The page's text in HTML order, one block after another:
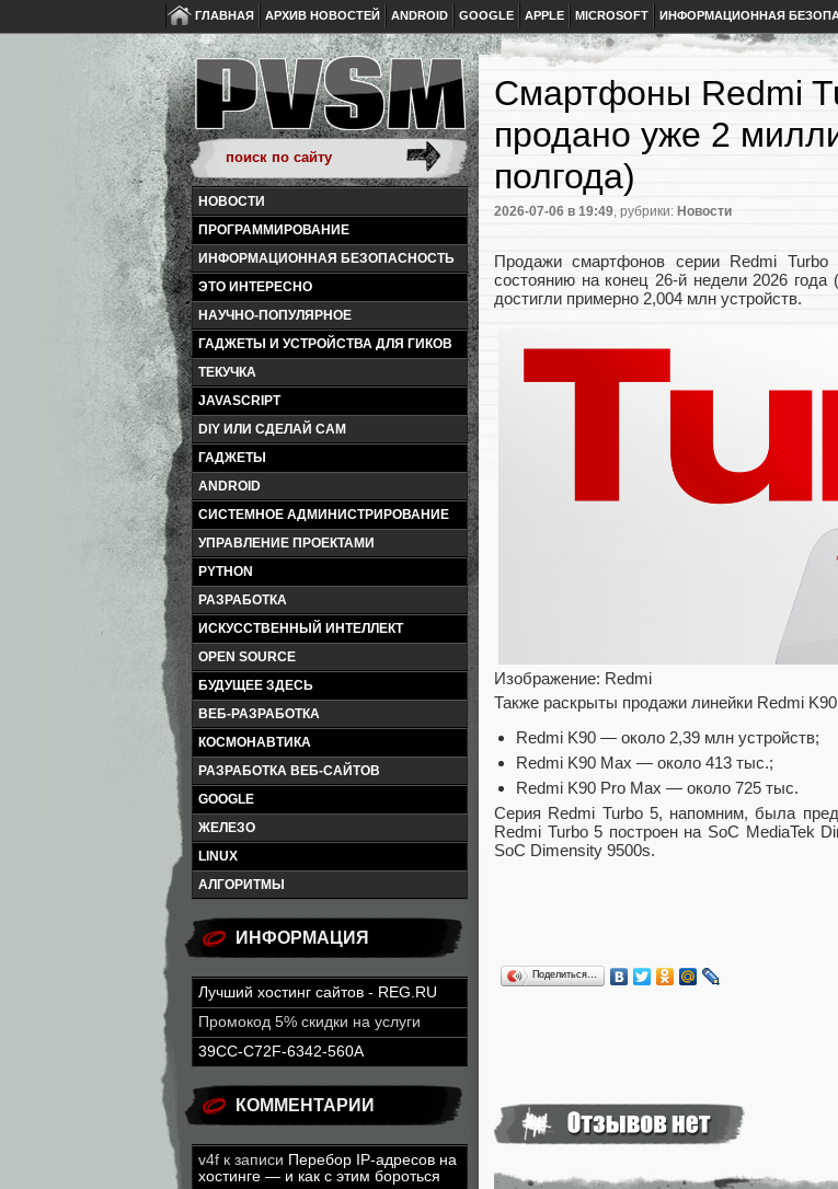
ГЛАВНАЯ АРХИВ НОВОСТЕЙ ANDROID GOOGLE APPLE MICROSOFT ИНФОРМАЦИОННАЯ
НОВОСТИ
ПРОГРАММИРОВАНИЕ
ИНФОРМАЦИОННАЯ БЕЗОПАСНОСТЬ
ЭТО ИНТЕРЕСНО
НАУЧНО-ПОПУЛЯРНОЕ
ГАДЖЕТЫ И УСТРОЙСТВА ДЛЯ ГИКОВ
ТЕКУЧКА
JAVASCRIPT
DIY ИЛИ СДЕЛАЙ САМ
ГАДЖЕТЫ
ANDROID
СИСТЕМНОЕ АДМИНИСТРИРОВАНИЕ
УПРАВЛЕНИЕ ПРОЕКТАМИ
PYTHON
РАЗРАБОТКА
ИСКУССТВЕННЫЙ ИНТЕЛЛЕКТ
OPEN SOURCE
БУДУЩЕЕ ЗДЕСЬ
ВЕБ-РАЗРАБОТКА
КОСМОНАВТИКА
РАЗРАБОТКА ВЕБ-САЙТОВ
GOOGLE
ЖЕЛЕЗО
LINUX
АЛГОРИТМЫ
ИНФОРМАЦИЯ
Лучший хостинг сайтов - REG.RU
Промокод 5% скидки на услуги
39CC-C72F-6342-560A
КОММЕНТАРИИ
v4f к записи Перебор IP-адресов на
хостинге — и как с этим бороться
Смартфоны Redmi
продано уже 2
полгода)
2026-07-06 в 19:49, рубрики: Новости
Продажи смартфонов серии Redmi
состоянию на конец 26-й недели 2026
достигли примерно 2,004 млн устройств.
Изображение: Redmi
Также раскрыты продажи линейки Redmi
Redmi K90 — около 2,39 млн устройств;
Redmi K90 Max — около 413 тыс.;
Redmi K90 Pro Max — около 725 тыс.
Серия Redmi Turbo 5, напомним, была
Redmi Turbo 5 построен на SoC MediaTek
SoC Dimensity 9500s.
Поделиться…